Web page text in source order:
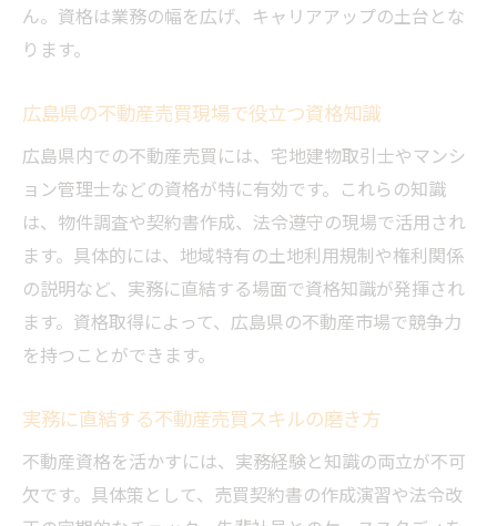
不動産売買分野で描く将来のキャリア像と
訣
資格取得後の不動産売買での収入アップ戦
略
不動産売買での資格更新や継続学習の重要
性
資格を活かして不動産売買の夢を実現する
方法
ん。資格は業務の幅を広げ、キャリアアップの土台とな
ります。
広島県の不動産売買現場で役立つ資格知識
広島県内での不動産売買には、宅地建物取引士やマンシ
ョン管理士などの資格が特に有効です。これらの知識
は、物件調査や契約書作成、法令遵守の現場で活用され
ます。具体的には、地域特有の土地利用規制や権利関係
の説明など、実務に直結する場面で資格知識が発揮され
ます。資格取得によって、広島県の不動産市場で競争力
を持つことができます。
実務に直結する不動産売買スキルの磨き方
不動産資格を活かすには、実務経験と知識の両立が不可
欠です。具体策として、売買契約書の作成演習や法令改